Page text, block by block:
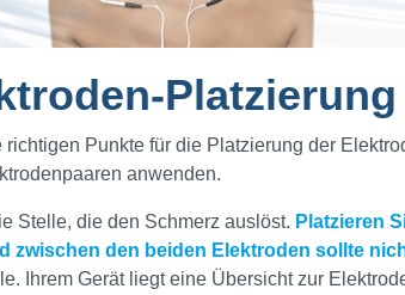
richtigen Punkte für die Platzierung der
anwenden.
Stelle, die den Schmerz auslöst. Platzieren
zwischen den beiden Elektroden sollte
Ihrem Gerät liegt eine Übersicht zur